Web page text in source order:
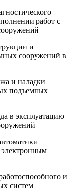
работ с
и
сооружений в
и наладки
подъемных
в эксплуатацию
и
систем